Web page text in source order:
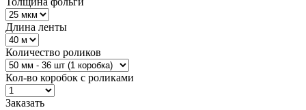
Длина ленты
Количество роликов
Кол-во коробок с роликами
Заказать